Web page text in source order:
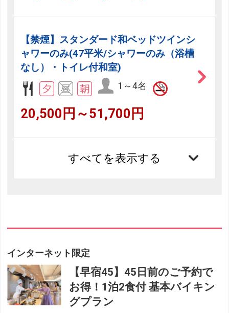
【禁煙】スタンダード和ベッドツインシ
ャワーのみ(47平米/シャワーのみ（浴槽
なし）・トイレ付和室)
1～4名
20,500円～51,700円
すべてを表示する
インターネット限定
【早宿45】45日前のご予約で
お得！1泊2食付 基本バイキン
グプラン